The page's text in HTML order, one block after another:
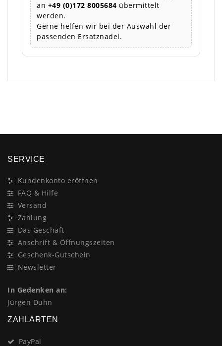
an +49 (0)172 8005684 übermittelt
werden.
Gerne helfen wir bei der Auswahl der
passenden Ersatznadel.
SERVICE
Kundenkonto eröffnen
FAQ & Hilfe
Versand
Zahlung
Das Geschäft
Anschrift & Öffnungszeiten
Geschenk-Gutschein
Newsletter
In Gedenken an:
Jürgen Duhn
ZAHLARTEN
PayPal